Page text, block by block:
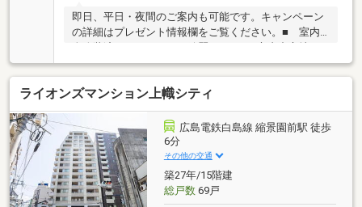
即日、平日・夜間のご案内も可能です。キャンペーン
の詳細はプレゼント情報欄をご覧ください。■ 室内
で近く、電停・スーパー・コンビニ等、利便施設が徒
歩圏内なのでなにかと便利に生活できます。■ LDKが
17.2帖でテーブルとソファーをゆったりと設置できま
す。■ 全室フローリングで便利で衛生的。■ 売主が
業者なので設備等保証がつくので安心です。（有期
限）【支払例】借入金額 2，799万円の場合■ 支払
金額 月額 78，037円（ボーナス払いなし）※ 金
利 0.925%（変動）期間35年の場合（ 購入時の諸費
用、月々の各種費用必要）
ライオンズマンション上幟シティ
広島電鉄白島線 縮景園前駅 徒歩
6分
その他の交通
築27年/15階建
総戸数69戸